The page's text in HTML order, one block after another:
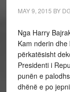
MAY 9, 2015 BY
Nga Harry
Kam nderin dhe
përkatësisht
Presidenti i
punën e
dhënë e po